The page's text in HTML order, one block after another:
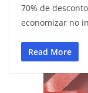
70% de
economizar no
Read More